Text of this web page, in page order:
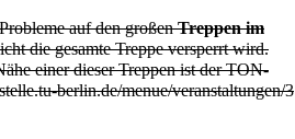
auf den großenTreppen im
die gesamte Treppe versperrt wird.
einer dieser Treppen ist derTON-